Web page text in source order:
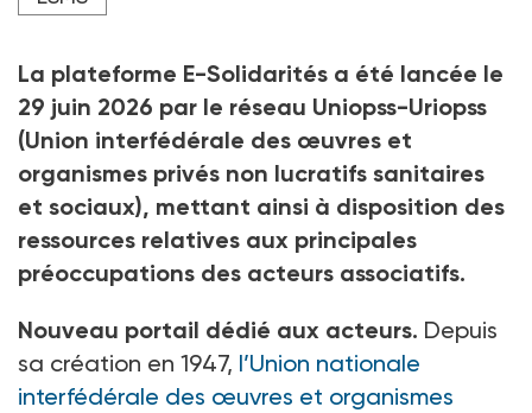
Crédit photo Capture d'écran du site E-Solidarités
La plateforme E-Solidarités a été lancée le
29 juin 2026 par le réseau Uniopss-Uriopss
(Union interfédérale des œuvres et
organismes privés non lucratifs sanitaires
et sociaux), mettant ainsi à disposition des
ressources relatives aux principales
préoccupations des acteurs associatifs.
Nouveau portail dédié aux acteurs. Depuis
sa création en 1947, l’Union nationale
interfédérale des œuvres et organismes